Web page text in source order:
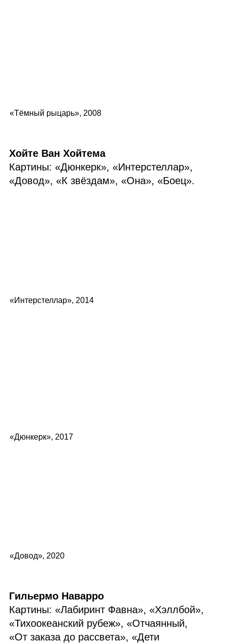
«Тёмный рыцарь», 2008
Хойте Ван Хойтема
Картины: «Дюнкерк», «Интерстеллар»,
«Довод», «К звёздам», «Она», «Боец».
«Интерстеллар», 2014
«Дюнкерк», 2017
«Довод», 2020
Гильермо Наварро
Картины: «Лабиринт Фавна», «Хэллбой»,
«Тихоокеанский рубеж», «Отчаянный,
«От заказа до рассвета», «Дети